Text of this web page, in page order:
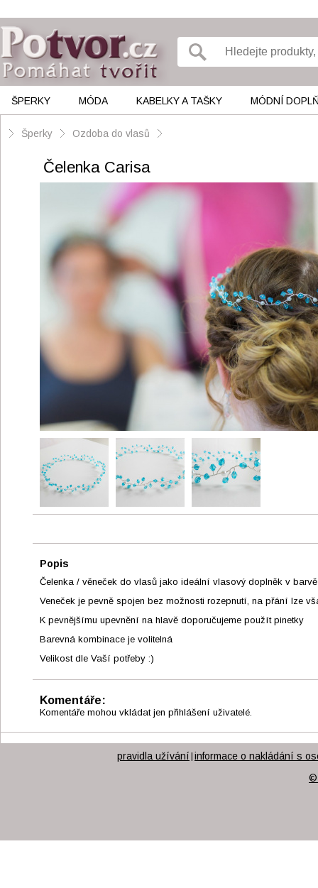
ŠPERKY MÓDA KABELKY A TAŠKY MÓDNÍ
Šperky Ozdoba do vlasů
Čelenka Carisa
Popis
Čelenka / věneček do vlasů jako ideální vlasový doplněk v
Veneček je pevně spojen bez možnosti rozepnutí, na přání lze
K pevnějšímu upevnění na hlavě doporučujeme použít pinetky
Barevná kombinace je volitelná
Velikost dle Vaší potřeby :)
Komentáře:
Komentáře mohou vkládat jen přihlášení uživatelé.
pravidla užívání | informace o nakládání s
©